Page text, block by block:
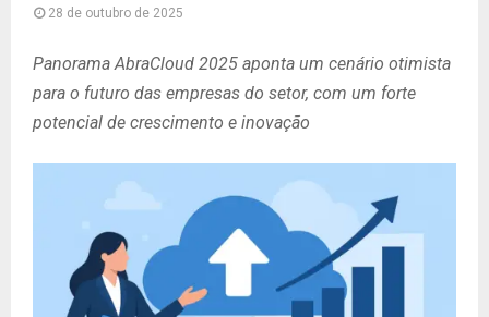
28 de outubro de 2025
Panorama AbraCloud 2025 aponta um cenário otimista
para o futuro das empresas do setor, com um forte
potencial de crescimento e inovação